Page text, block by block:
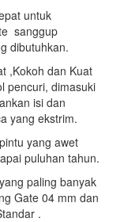
untuk
sanggup
dibutuhkan.
,Kokoh dan Kuat
pencuri, dimasuki
isi dan
yang ekstrim.
yang awet
puluhan tahun.
paling banyak
Gate 04 mm dan
.